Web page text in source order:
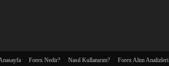
Forex Nedir? Nasıl Kullanırım? Forex Altın Analizleri